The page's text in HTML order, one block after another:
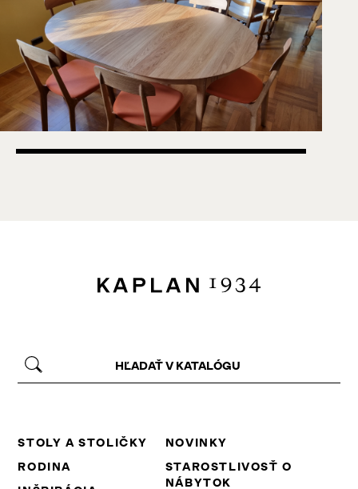
STOLY A STOLIČKY
RODINA
NOVINKY
STAROSTLIVOSŤ O
NÁBYTOK